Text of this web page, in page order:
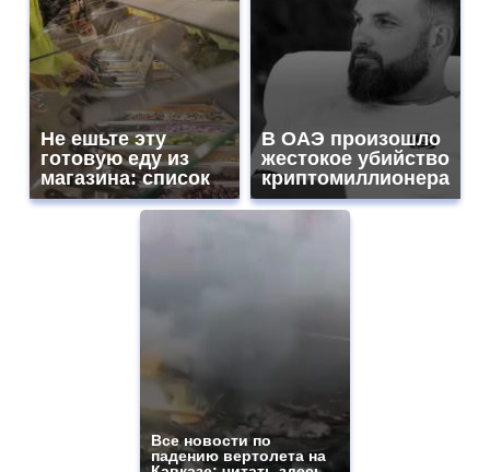
Не ешьте эту
готовую еду из
магазина: список
В ОАЭ произошло
жестокое убийство
криптомиллионера
Все новости по
падению вертолета на